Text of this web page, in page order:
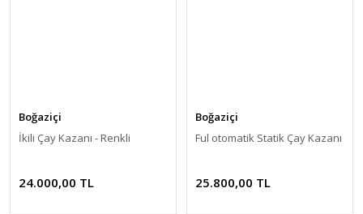
Boğaziçi
İkili Çay Kazanı - Renkli
24.000,00 TL
Boğaziçi
Ful otomatik Statik Çay Kazanı
25.800,00 TL